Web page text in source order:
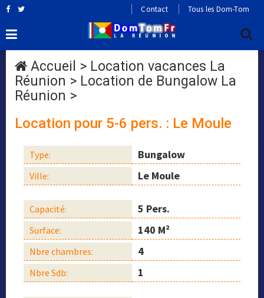
Contact Tous les Dom-Tom
Accueil > Location vacances La
Réunion > Location de Bungalow La
Réunion >
Location pour 5-6 pers. : Le Moule
Type: Bungalow
Ville: Le Moule
Capacité: 5 Pers.
Surface: 140 M²
Nbre chambres: 4
Nbre Sdb: 1